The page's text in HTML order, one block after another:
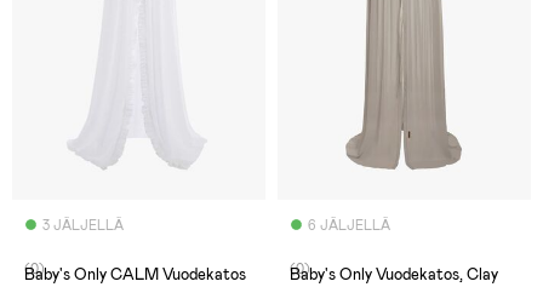
3 JÄLJELLÄ
(0)
Baby's Only CALM Vuodekatos
6 JÄLJELLÄ
(0)
Baby's Only Vuodekatos, Clay